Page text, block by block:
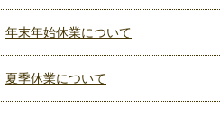
年末年始休業について
夏季休業について